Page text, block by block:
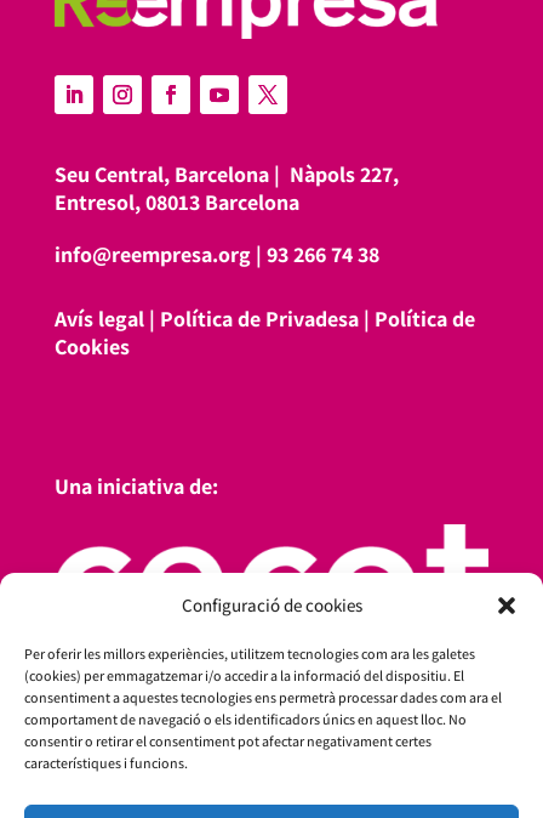
Configuració de cookies
Per oferir les millors experiències, utilitzem tecnologies com ara les galetes
(cookies) per emmagatzemar i/o accedir a la informació del dispositiu. El
consentiment a aquestes tecnologies ens permetrà processar dades com ara el
comportament de navegació o els identificadors únics en aquest lloc. No
consentir o retirar el consentiment pot afectar negativament certes
característiques i funcions.
Seu Central, Barcelona | Nàpols 227,
Entresol, 08013 Barcelona
info@reempresa.org| 93 266 74 38
Avís legal| Política de Privadesa| Política de
Cookies
Una iniciativa de: